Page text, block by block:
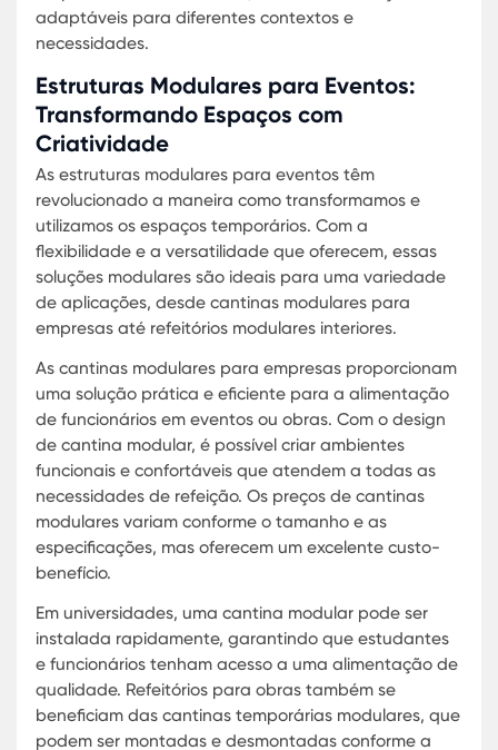
Refeitórios modulares interiores:Soluções
para ambientes internos que necessitam de uma
Cantinas temporárias modulares:
eventos de curta duração, proporcionando um
adequado para alimentação dos participantes.
Cantinas pré-fabricadas: Construídas com
duráveis, garantindo longa vida útil e resistência a
diferentes condições climáticas.
Cantinas Pré-Fabricadas:
Aplicações no Setor Industrial
Cantinas pré-fabricadas são amplamente
no setor industrial devido às suas vantagens em
termos de custo, tempo de construção e
Essas estruturas são produzidas em fábricas e
montadas no local de uso, minimizando o tempo
interrupção das atividades.
Refeitórios para obras:
trabalhadores em canteiros de obras.
Módulos de refeitório para escolas:Oferecem um
ambiente adequado para alimentação dos alunos,
com rápida instalação e manutenção simples.
Soluções em cantinas portáteis: Permitem fácil